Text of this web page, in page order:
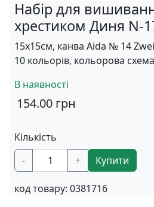
Набір для
хрестиком Диня N-
15х15см, канва Aida № 14
10 кольорів, кольорова схема
В наявності
154.00 грн
Кількість
-
+ Купити
код товару: 0381716